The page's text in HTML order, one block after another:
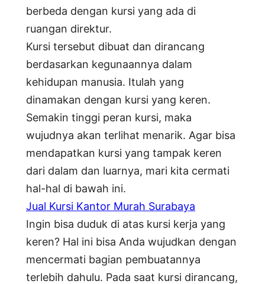
berbeda dengan kursi yang ada di
ruangan direktur.
Kursi tersebut dibuat dan dirancang
berdasarkan kegunaannya dalam
kehidupan manusia. Itulah yang
dinamakan dengan kursi yang keren.
Semakin tinggi peran kursi, maka
wujudnya akan terlihat menarik. Agar bisa
mendapatkan kursi yang tampak keren
dari dalam dan luarnya, mari kita cermati
hal-hal di bawah ini.
Jual Kursi Kantor Murah Surabaya
Ingin bisa duduk di atas kursi kerja yang
keren? Hal ini bisa Anda wujudkan dengan
mencermati bagian pembuatannya
terlebih dahulu. Pada saat kursi dirancang,